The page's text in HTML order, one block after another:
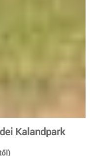
Kalandpark